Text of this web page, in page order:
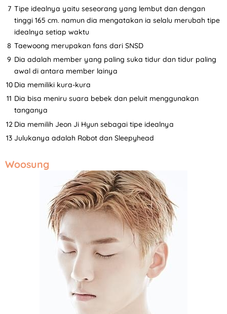
Tipe idealnya yaitu seseorang yang lembut dan dengan
tinggi 165 cm. namun dia mengatakan ia selalu merubah tipe
idealnya setiap waktu
Taewoong merupakan fans dari SNSD
Dia adalah member yang paling suka tidur dan tidur paling
awal di antara member lainya
Dia memiliki kura-kura
Dia bisa meniru suara bebek dan peluit menggunakan
tanganya
Dia memilih Jeon Ji Hyun sebagai tipe idealnya
Julukanya adalah Robot dan Sleepyhead
Woosung